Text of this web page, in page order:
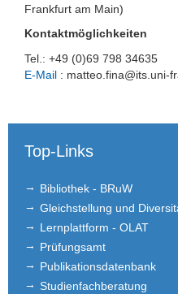
Frankfurt am Main)
Kontaktmöglichkeiten
Tel.: +49 (0)69 798 34635
E-Mail : matteo.fina@its.uni-
Top-Links
Bibliothek - BRuW
Gleichstellung und
Lernplattform - OLAT
Prüfungsamt
Publikationsdatenbank
Studienfachberatung